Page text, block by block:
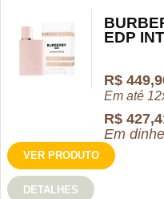
EDP
R$
Em até
R$
Em
VER PRODUTO
DETALHES